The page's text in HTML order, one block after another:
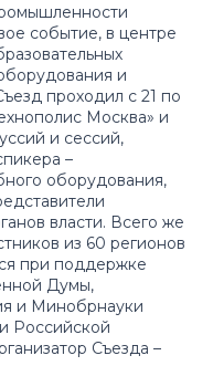
событие, в центре
и
проходил с 21 по
Москва» и
и сессий,
–
оборудования,
власти. Всего же
из 60 регионов
при поддержке
Думы,
и Минобрнауки
Российской
Съезда –